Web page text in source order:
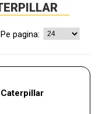
Pe pagina: